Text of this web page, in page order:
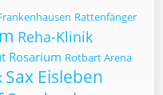
Rattenfänger
Reha-Klinik
Rosarium Rotbart Arena
Sax Eisleben